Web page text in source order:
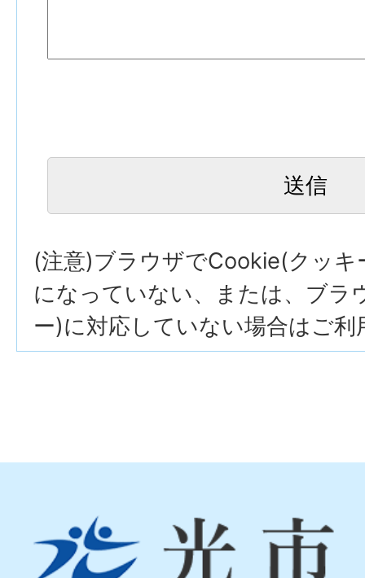
(注意)ブラウザでCookie(クッキ
になっていない、または、ブラ
ー)に対応していない場合はご利
市